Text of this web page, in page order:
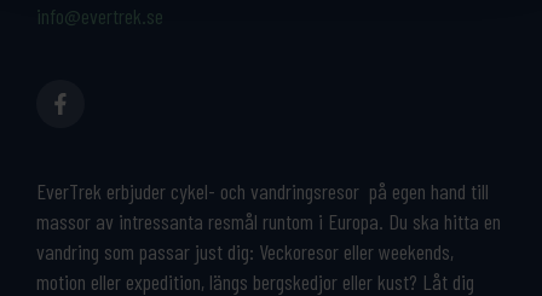
info@evertrek.se
EverTrek erbjuder cykel- och vandringsresor på egen hand till
massor av intressanta resmål runtom i Europa. Du ska hitta en
vandring som passar just dig: Veckoresor eller weekends,
motion eller expedition, längs bergskedjor eller kust? Låt dig